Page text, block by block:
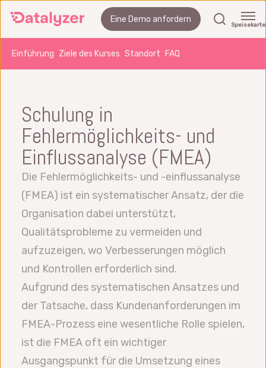
zum
Eine Demo anfordern Suchen
Speisekarte
Einführung Ziele des Kurses Standort FAQ
Schulung in
Fehlermöglichkeits- und
Einflussanalyse (FMEA)
Die Fehlermöglichkeits- und -einflussanalyse
(FMEA) ist ein systematischer Ansatz, der die
Organisation dabei unterstützt,
Qualitätsprobleme zu vermeiden und
aufzuzeigen, wo Verbesserungen möglich
und Kontrollen erforderlich sind.
Aufgrund des systematischen Ansatzes und
der Tatsache, dass Kundenanforderungen im
FMEA-Prozess eine wesentliche Rolle spielen,
ist die FMEA oft ein wichtiger
Ausgangspunkt für die Umsetzung eines